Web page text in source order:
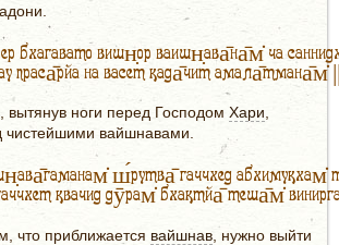
бхагавато вишн̣ор ваишн̣ава̄на̄м̇ ча
праса̄рйа на васет када̄чит
вытянув ноги перед Господом Хари
вайшнавами.
ш́рутва̄ гаччхед абхимукхам̇
квачид дӯрам̇ бхактйа̄ теша̄м̇
что приближается вайшнав , нужно выйти